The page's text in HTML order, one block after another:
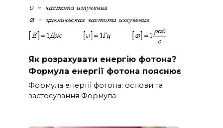
Як розрахувати енергію фотона?
Формула енергії фотона пояснює
Формула енергії фотона: основи та
застосування Формула